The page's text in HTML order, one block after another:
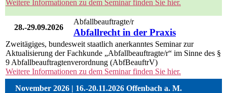
Weitere Informationen zu dem Seminar finden Sie hier.
28.-29.09.2026
Abfallbeauftragte/r
Abfallrecht in der Praxis
Zweitägiges, bundesweit staatlich anerkanntes Seminar zur
Aktualisierung der Fachkunde „Abfallbeauftragte/r“ im Sinne des §
9 Abfallbeauftragtenverordnung (AbfBeauftrV)
Weitere Informationen zu dem Seminar finden Sie hier.
November 2026 | 16.-20.11.2026 Offenbach a. M.